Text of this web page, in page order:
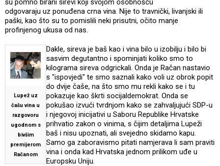
su pomno birani sirevi koji svojom osobnošću
odgovaraju uz ponuđena crna vina. Nije to travnički, livanjski ili
paški, kao što su to pomislili neki prisutni, očito manje
profinjenog ukusa od nas.
Lupež uz
čašu vina u
razgovoru
ugodnom s
bivšim
premijerom
Račanom
Dakle, sireva je baš kao i vina bilo u izobilju i bilo bi
sasvim degutantno i spominjati koliko smo to
kilograma sireva odgrickali. Onda je Račan nastavio
s "ispovjedi" te smo saznali kako voli uz obrok popit
do dvije čaše, na što smo mu rekli kako se i tu
pokazuje kao škrti socijaldemokrat. Onda se
pokušao izvući tvrdnjom kako se zahvaljujući SDP-u
i njegovoj inicijativi u Saboru Republike Hrvatske
prihvatio zakon o vinima, s čijim detaljima Lupeži
baš i nisu upoznati, ali svejedno skidamo kapu.
Samo ga zaboravismo pitati namjerava li sam praviti
vina i onda kad Hrvatska jednom prilikom uđe u
Europsku Uniju.